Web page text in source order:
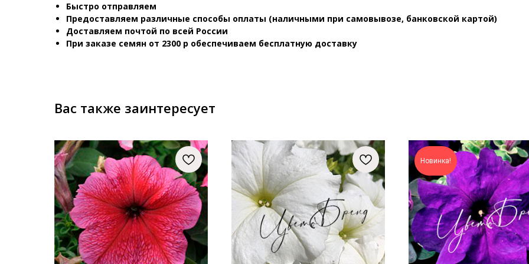
Быстро отправляем
Предоставляем различные способы оплаты (наличными при самовывозе, банковской картой)
Доставляем почтой по всей России
При заказе семян от 2300 р обеспечиваем бесплатную доставку
Вас также заинтересует
Новинка!